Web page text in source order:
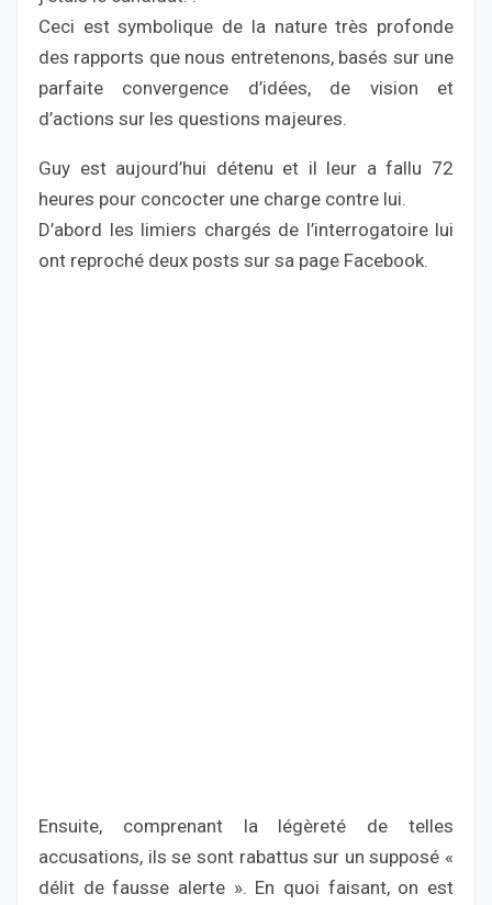
Ceci est symbolique de la nature très profonde
des rapports que nous entretenons, basés sur une
parfaite convergence d’idées, de vision et
d’actions sur les questions majeures.
Guy est aujourd’hui détenu et il leur a fallu 72
heures pour concocter une charge contre lui.
D’abord les limiers chargés de l’interrogatoire lui
ont reproché deux posts sur sa page Facebook.
Ensuite, comprenant la légèreté de telles
accusations, ils se sont rabattus sur un supposé «
délit de fausse alerte ». En quoi faisant, on est